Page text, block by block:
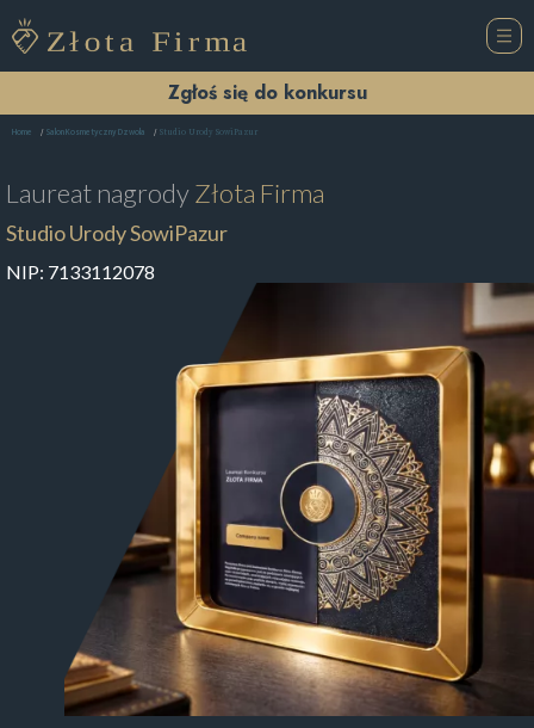
Zgłoś się do konkursu
Home Salon Kosmetyczny Dzwola Studio Urody SowiPazur
Laureat nagrodyZłota Firma
Studio Urody SowiPazur
NIP: 7133112078